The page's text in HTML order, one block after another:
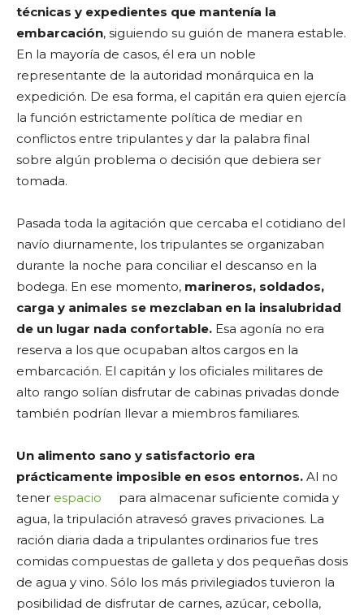
técnicas y expedientes que mantenía la
embarcación, siguiendo su guión de manera estable.
En la mayoría de casos, él era un noble
representante de la autoridad monárquica en la
expedición. De esa forma, el capitán era quien ejercía
la función estrictamente política de mediar en
conflictos entre tripulantes y dar la palabra final
sobre algún problema o decisión que debiera ser
tomada.
Pasada toda la agitación que cercaba el cotidiano del
navío diurnamente, los tripulantes se organizaban
durante la noche para conciliar el descanso en la
bodega. En ese momento, marineros, soldados,
carga y animales se mezclaban en la insalubridad
de un lugar nada confortable. Esa agonía no era
reserva a los que ocupaban altos cargos en la
embarcación. El capitán y los oficiales militares de
alto rango solían disfrutar de cabinas privadas donde
también podrían llevar a miembros familiares.
Un alimento sano y satisfactorio era
prácticamente imposible en esos entornos. Al no
tener espacio
para almacenar suficiente comida y
agua, la tripulación atravesó graves privaciones. La
ración diaria dada a tripulantes ordinarios fue tres
comidas compuestas de galleta y dos pequeñas dosis
de agua y vino. Sólo los más privilegiados tuvieron la
posibilidad de disfrutar de carnes, azúcar, cebolla,